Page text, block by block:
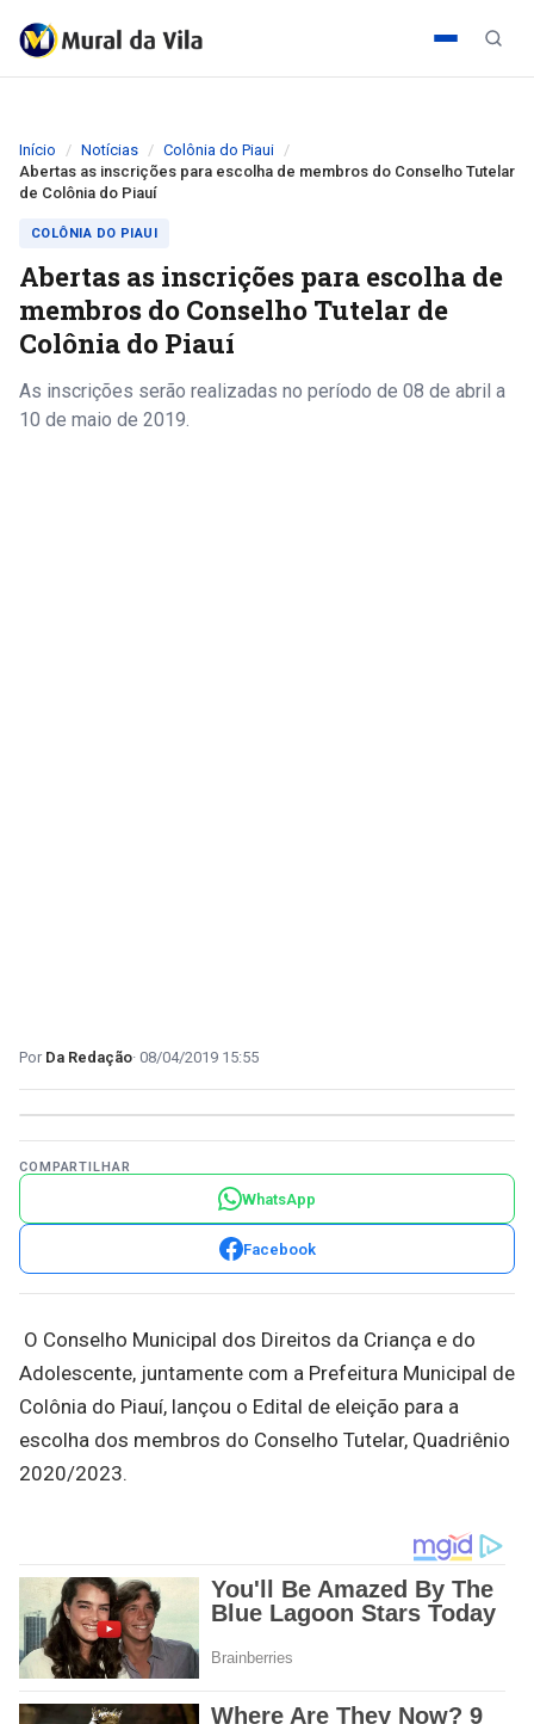
Início Notícias
Colônia do Piaui
Abertas as inscrições para escolha de membros do Conselho Tutelar
de Colônia do Piauí
COLÔNIA DO PIAUI
Abertas as inscrições para escolha de
membros do Conselho Tutelar de
Colônia do Piauí
As inscrições serão realizadas no período de 08 de abril a
10 de maio de 2019.
Da Redação 08/04/2019 15:55
COMPARTILHAR
WhatsApp
Facebook
O Conselho Municipal dos Direitos da Criança e do
Adolescente, juntamente com a Prefeitura Municipal de
Colônia do Piauí, lançou o Edital de eleição para a
escolha dos membros do Conselho Tutelar, Quadriênio
2020/2023.